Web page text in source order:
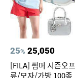
25% 25,050
[FILA] 썸머 시즌오
류/모자/가방 100종